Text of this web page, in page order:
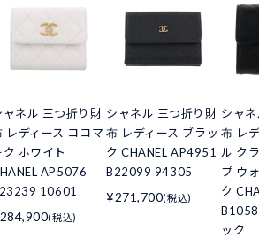
ャネル 三つ折り財
レディース ココマ
ク ホワイト
AP5076
10601
(税込)
シャネル 三つ折り財
布 レディース ブラッ
ク CHANEL AP4951
B22099 94305
¥271,700(税込)
シャ
布 レ
ル ク
プ ウ
ク
ック